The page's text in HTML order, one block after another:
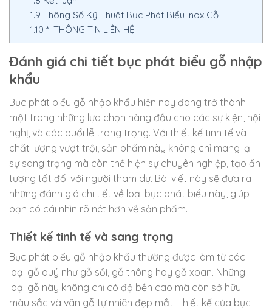
1.9 Thông Số Kỹ Thuật Bục Phát Biểu Inox Gỗ
1.10 *. THÔNG TIN LIÊN HỆ
Đánh giá chi tiết bục phát biểu gỗ nhập
khẩu
Bục phát biểu gỗ nhập khẩu hiện nay đang trở thành
một trong những lựa chọn hàng đầu cho các sự kiện, hội
nghị, và các buổi lễ trang trọng. Với thiết kế tinh tế và
chất lượng vượt trội, sản phẩm này không chỉ mang lại
sự sang trọng mà còn thể hiện sự chuyên nghiệp, tạo ấn
tượng tốt đối với người tham dự. Bài viết này sẽ đưa ra
những đánh giá chi tiết về loại bục phát biểu này, giúp
bạn có cái nhìn rõ nét hơn về sản phẩm.
Thiết kế tinh tế và sang trọng
Bục phát biểu gỗ nhập khẩu thường được làm từ các
loại gỗ quý như gỗ sồi, gỗ thông hay gỗ xoan. Những
loại gỗ này không chỉ có độ bền cao mà còn sở hữu
màu sắc và vân gỗ tự nhiên đẹp mắt. Thiết kế của bục